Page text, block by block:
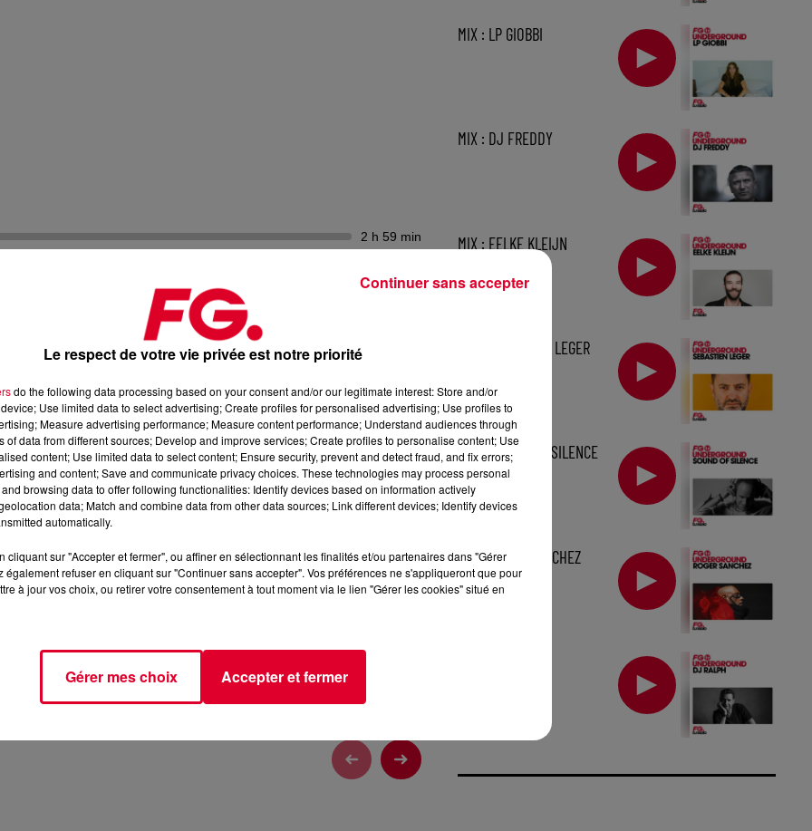
2 h 59 min
Asko du jeudi 12 février 2026
, 📱 et sur l’Application FG (IOShttps://urlz.fr/hhZx-
MIX : LP GIOBBI
MIX : DJ FREDDY
MIX : EELKE KLEIJN
MIX : SEBASTIEN LEGER
MIX : SOUND OF SILENCE
MIX : ROGER SANCHEZ
Le respect de votre vie privée est notre priorité
do the following data processing based on your consent and/or our legitimate interest: Store and/or
Use limited data to select advertising; Create profiles for personalised advertising; Use profiles to
Measure advertising performance; Measure content performance; Understand audiences through
of data from different sources; Develop and improve services; Create profiles to personalise content; Use
content; Use limited data to select content; Ensure security, prevent and detect fraud, and fix errors;
and content; Save and communicate privacy choices. These technologies may process personal
browsing data to offer following functionalities: Identify devices based on information actively
data; Match and combine data from other data sources; Link different devices; Identify devices
automatically.
cliquant sur "Accepter et fermer", ou affiner en sélectionnant les finalités et/ou partenaires dans "Gérer
également refuser en cliquant sur "Continuer sans accepter". Vos préférences ne s'appliqueront que pour
à jour vos choix, ou retirer votre consentement à tout moment via le lien "Gérer les cookies" situé en
Gérer mes choix Accepter et fermer
Continuer sans accepter